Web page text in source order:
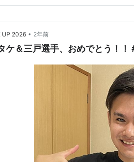
、事務所かボクの部屋で、例のマニュア
UP 2026 • 2年前
ケ＆三戸選手、おめでとう！！